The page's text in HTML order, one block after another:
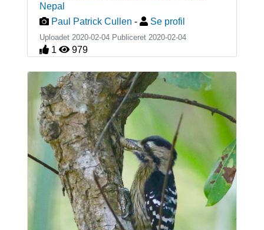
Nepal
Paul Patrick Cullen - Se profil
Uploadet 2020-02-04 Publiceret 2020-02-04
1 979